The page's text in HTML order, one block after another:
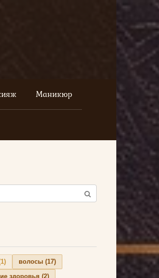
Маникюр
волосы (17)
здоровья (2)